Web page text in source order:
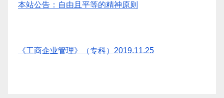
本站公告：自由且平等的精神原则
《工商企业管理》（专科）2019.11.25